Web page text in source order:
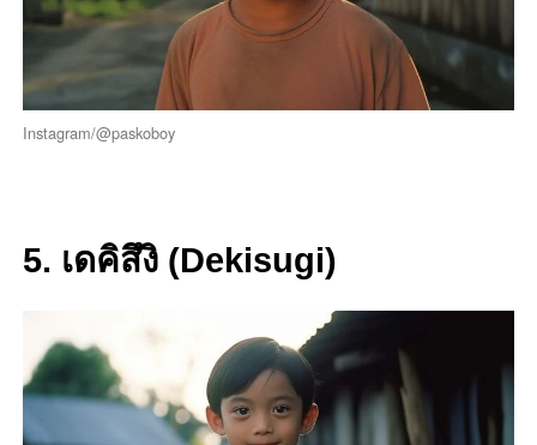
Instagram/@paskoboy
5. เดคิสึงิ (Dekisugi)